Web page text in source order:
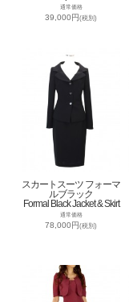
通常価格
39,000円(税別)
スカートスーツ フォーマ
ルブラック
Formal Black Jacket & Skirt
通常価格
78,000円(税別)